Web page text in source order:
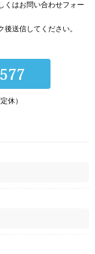
くはお問い合わせフォー
送信してください。
休）